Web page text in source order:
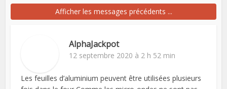
Afficher les messages précédents ...
AlphaJackpot
12 septembre 2020 à 2 h 52 min
Les feuilles d’aluminium peuvent être utilisées plusieurs